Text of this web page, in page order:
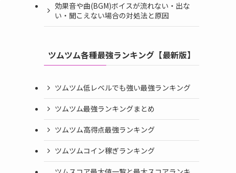
効果音や曲(BGM)ボイスが流れない・出な
い・聞こえない場合の対処法と原因
ツムツム各種最強ランキング【最新版】
ツムツム低レベルでも強い最強ランキング
ツムツム最強ランキングまとめ
ツムツム高得点最強ランキング
ツムツムコイン稼ぎランキング